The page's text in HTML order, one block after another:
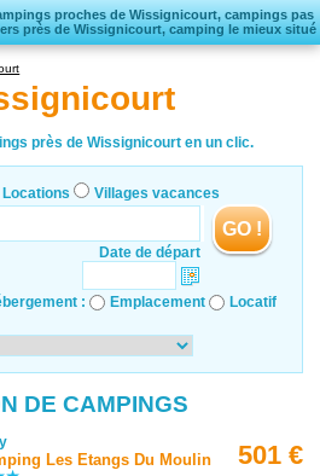
proches de Wissignicourt, campings pas
près de Wissignicourt, camping le mieux situé
Hôtels
vacances
vacances
près de Wissignicourt en un clic.
Locations Villages vacances
Date de départ
GO !
: Emplacement Locatif
DE CAMPINGS
Les Etangs Du Moulin 501 €